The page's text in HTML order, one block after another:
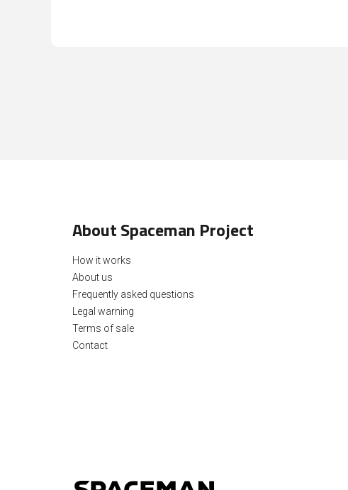
About Spaceman Project
How it works
About us
Frequently asked questions
Legal warning
Terms of sale
Contact